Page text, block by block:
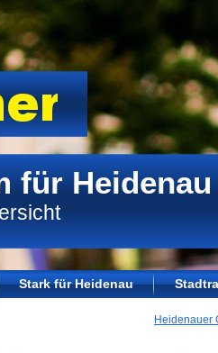
für Heidenau
Stark für Heidenau
Heidenauer